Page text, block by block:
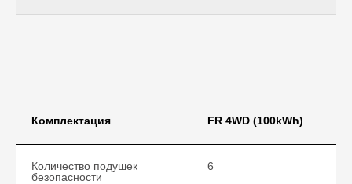
Комплектация FR 4WD (100kWh)
Количество подушек
безопасности
6